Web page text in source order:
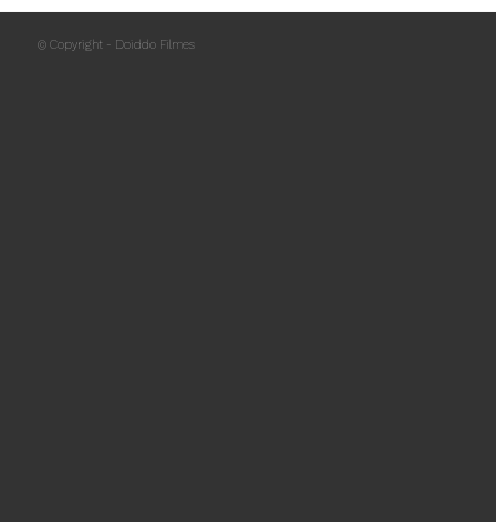
© Copyright - Doiddo Filmes